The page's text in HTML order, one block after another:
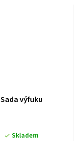
Sada výfuku
Skladem